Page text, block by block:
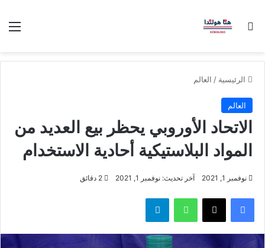
بحث عن
الرئيسية / العالم
العالم
الاتحاد الأوروبي يحظر بيع العديد من
المواد البلاستيكية أحادية الاستخدام
نوفمبر 1, 2021 آخر تحديث: نوفمبر 1, 2021
فيسبوك ‫X واتساب تيلقرام